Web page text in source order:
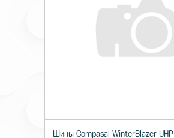
Шины Compasal WinterBlazer